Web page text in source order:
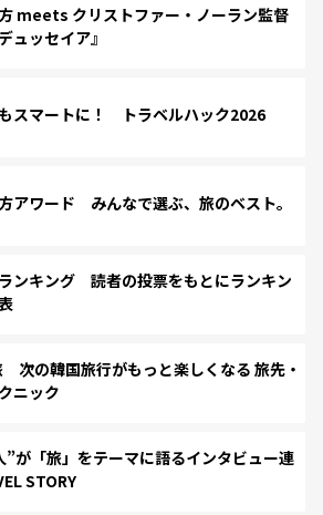
meets クリストファー・ノーラン監督
ュッセイア』
スマートに！ トラベルハック2026
アワード みんなで選ぶ、旅のベスト。
ンキング 読者の投票をもとにランキン
次の韓国旅行がもっと楽しくなる 旅先・
ニック
”が「旅」をテーマに語るインタビュー連
STORY